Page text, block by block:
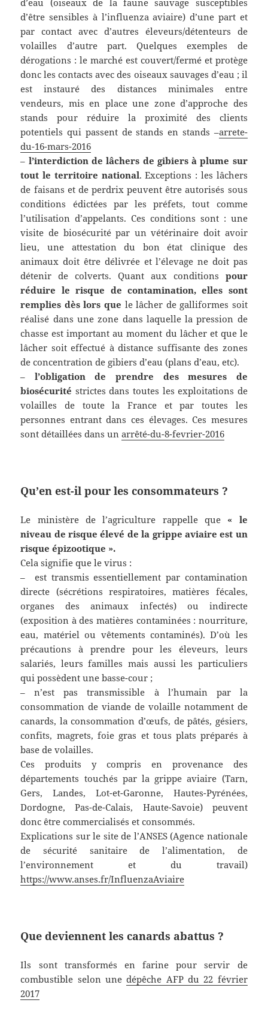
d’eau (oiseaux de la faune sauvage susceptibles
d’être sensibles à l’influenza aviaire) d’une part et
par contact avec d’autres éleveurs/détenteurs de
volailles d’autre part. Quelques exemples de
dérogations : le marché est couvert/fermé et protège
donc les contacts avec des oiseaux sauvages d’eau ; il
est instauré des distances minimales entre
vendeurs, mis en place une zone d’approche des
stands pour réduire la proximité des clients
potentiels qui passent de stands en stands –arrete-
du-16-mars-2016
– l’interdiction de lâchers de gibiers à plume sur
tout le territoire national. Exceptions : les lâchers
de faisans et de perdrix peuvent être autorisés sous
conditions édictées par les préfets, tout comme
l’utilisation d’appelants. Ces conditions sont : une
visite de biosécurité par un vétérinaire doit avoir
lieu, une attestation du bon état clinique des
animaux doit être délivrée et l’élevage ne doit pas
détenir de colverts. Quant aux conditions pour
réduire le risque de contamination, elles sont
remplies dès lors que le lâcher de galliformes soit
réalisé dans une zone dans laquelle la pression de
chasse est important au moment du lâcher et que le
lâcher soit effectué à distance suffisante des zones
de concentration de gibiers d’eau (plans d’eau, etc).
– l’obligation de prendre des mesures de
biosécurité strictes dans toutes les exploitations de
volailles de toute la France et par toutes les
personnes entrant dans ces élevages. Ces mesures
sont détaillées dans unarrêté-du-8-fevrier-2016
Qu’en est-il pour les consommateurs ?
Le ministère de l’agriculture rappelle que « le
niveau de risque élevé de la grippe aviaire est un
risque épizootique ».
Cela signifie que le virus :
– est transmis essentiellement par contamination
directe (sécrétions respiratoires, matières fécales,
organes des animaux infectés) ou indirecte
(exposition à des matières contaminées : nourriture,
eau, matériel ou vêtements contaminés). D’où les
précautions à prendre pour les éleveurs, leurs
salariés, leurs familles mais aussi les particuliers
qui possèdent une basse-cour ;
– n’est pas transmissible à l’humain par la
consommation de viande de volaille notamment de
canards, la consommation d’œufs, de pâtés, gésiers,
confits, magrets, foie gras et tous plats préparés à
base de volailles.
Ces produits y compris en provenance des
départements touchés par la grippe aviaire (Tarn,
Gers, Landes, Lot-et-Garonne, Hautes-Pyrénées,
Dordogne, Pas-de-Calais, Haute-Savoie) peuvent
donc être commercialisés et consommés.
Explications sur le site de l’ANSES (Agence nationale
de sécurité sanitaire de l’alimentation, de
l’environnement et du travail)
https://www.anses.fr/InfluenzaAviaire
Que deviennent les canards abattus ?
Ils sont transformés en farine pour servir de
combustible selon unedépêche AFP du 22 février
2017